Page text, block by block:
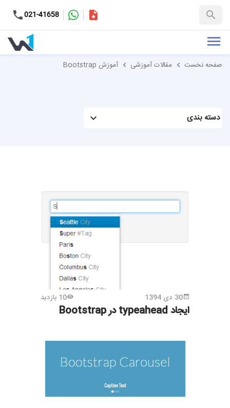
021-41658
+98-9937653151
کاتالوگ
صفحه نخست مقالات آموزشی آموزش Bootstrap
دسته بندی
30 دی 1394 10 بازدید
ایجاد typeahead در Bootstrap